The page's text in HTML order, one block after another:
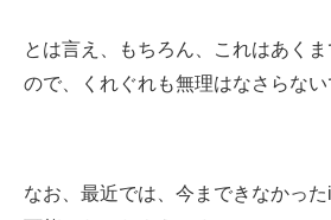
とは言え、もちろん、これはあく
ので、くれぐれも無理はなさらない
なお、最近では、今まできなかっ